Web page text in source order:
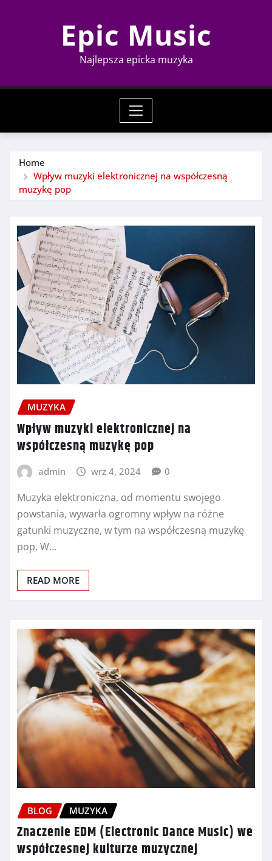
Epic Music
Najlepsza epicka muzyka
Home
Wpływ muzyki elektronicznej na współczesną
muzykę pop
MUZYKA
Wpływ muzyki elektronicznej na
współczesną muzykę pop
admin wrz 4, 2024 0
Muzyka elektroniczna, od momentu swojego
powstania, wywarła ogromny wpływ na różne
gatunki muzyczne, w tym na współczesną muzykę
pop. W…
READ MORE
BLOG MUZYKA
Znaczenie EDM (Electronic Dance Music) we
współczesnej kulturze muzycznej